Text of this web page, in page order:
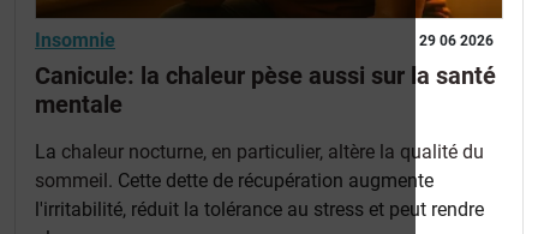
29 06 2026
Insomnie
Canicule: la chaleur pèse aussi sur la santé
mentale
La chaleur nocturne, en particulier, altère la qualité du
sommeil. Cette dette de récupération augmente
l'irritabilité, réduit la tolérance au stress et peut rendre